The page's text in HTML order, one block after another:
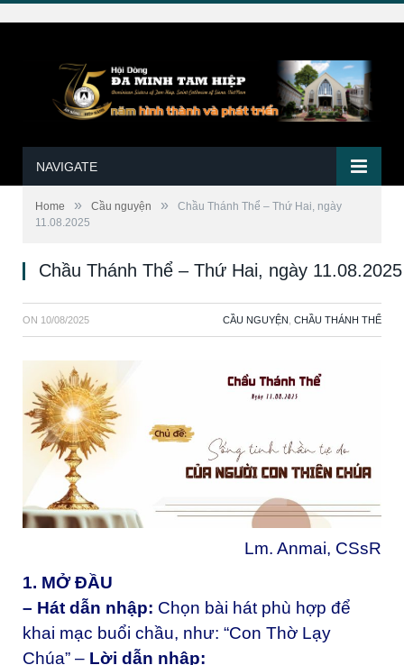
NAVIGATE
Home » Cầu nguyện »
Chầu Thánh Thể – Thứ Hai, ngày
11.08.2025
Chầu Thánh Thể – Thứ Hai, ngày 11.08.2025
ON 10/08/2025 CẦU NGUYỆN CHẦU THÁNH THỂ
Lm. Anmai, CSsR
1. MỞ ĐẦU
– Hát dẫn nhập: Chọn bài hát phù hợp để
khai mạc buổi chầu, như: “Con Thờ Lạy
Chúa” – Lời dẫn nhập: